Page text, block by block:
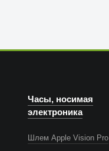
Часы, носимая
электроника
Шлем Apple Vision Pro